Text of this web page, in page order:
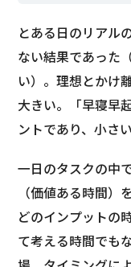
とある日のリアル
ない結果であった
い）。理想とかけ
大きい。「早寝早
ントであり、小さ
一日のタスクの中
（価値ある時間）
どのインプットの
て考える時間でも